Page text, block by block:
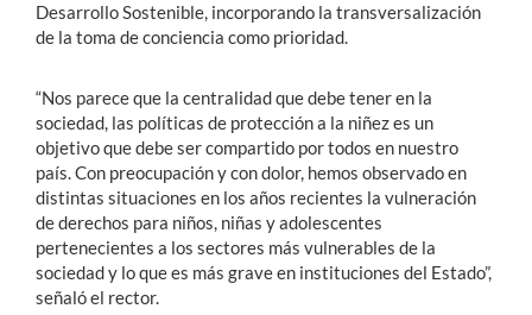
Desarrollo Sostenible, incorporando la transversalización
de la toma de conciencia como prioridad.
“Nos parece que la centralidad que debe tener en la
sociedad, las políticas de protección a la niñez es un
objetivo que debe ser compartido por todos en nuestro
país. Con preocupación y con dolor, hemos observado en
distintas situaciones en los años recientes la vulneración
de derechos para niños, niñas y adolescentes
pertenecientes a los sectores más vulnerables de la
sociedad y lo que es más grave en instituciones del Estado”,
señaló el rector.